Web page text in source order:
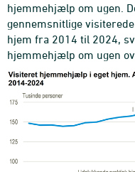
hjemmehjælp om ugen.
gennemsnitlige
hjem fra 2014 til 2024,
hjemmehjælp om ugen